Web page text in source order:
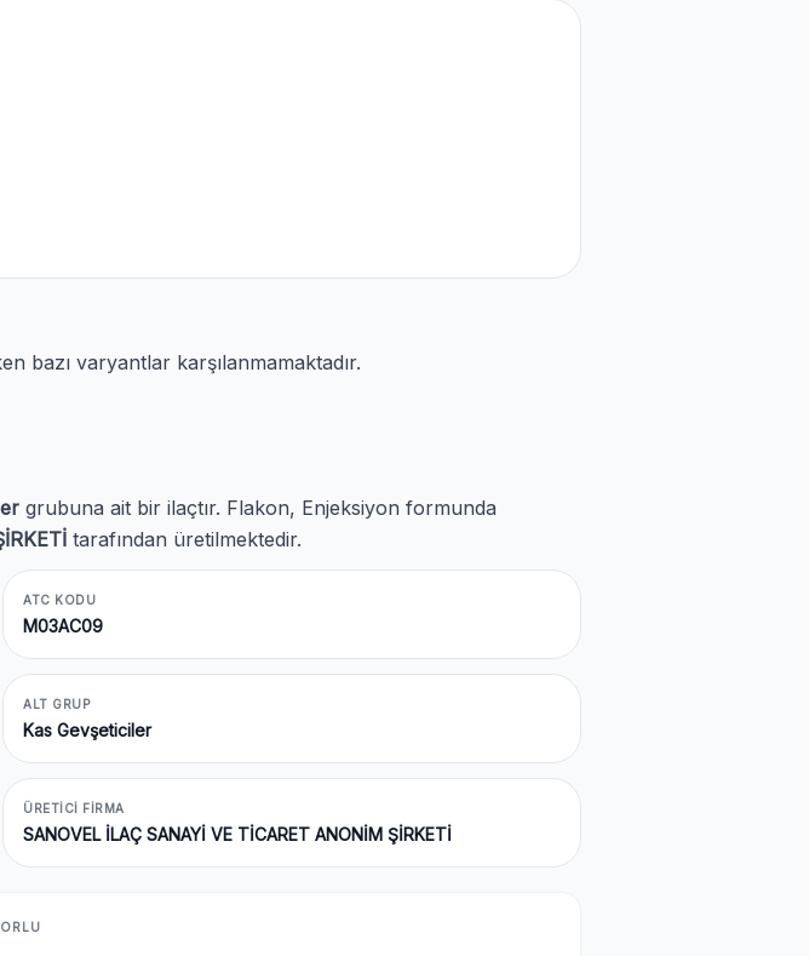
bazı varyantlar karşılanmamaktadır.
grubuna ait bir ilaçtır. Flakon, Enjeksiyon formunda
tarafından üretilmektedir.
ATC KODU
M03AC09
ALT GRUP
Kas Gevşeticiler
ÜRETICI FIRMA
SANOVEL İLAÇ SANAYİ VE TİCARET ANONİM ŞİRKETİ